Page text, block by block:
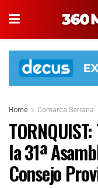
Home Comarca Serrana
la 31ª
Consejo